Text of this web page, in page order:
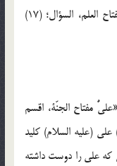
امام صادق (علیه السلام) می فرماید: «الا انّ مفتاح العلم، السؤال؛ (17)
مفتاح الجنّة، اقسم
ان ارحم من تولّاه و اعذّب من عاداه؛ (18) علی (علیه السلام) کلید
علی را دوست داشته